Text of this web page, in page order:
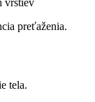
preťaženia.
tela.